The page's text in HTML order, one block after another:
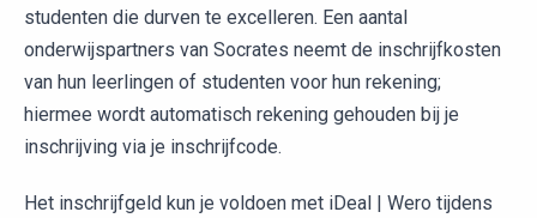
studenten die durven te excelleren. Een aantal
onderwijspartners van Socrates neemt de inschrijfkosten
van hun leerlingen of studenten voor hun rekening;
hiermee wordt automatisch rekening gehouden bij je
inschrijving via je inschrijfcode.
Het inschrijfgeld kun je voldoen met iDeal | Wero tijdens